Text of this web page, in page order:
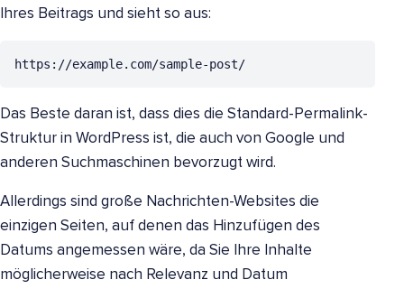
Ihres Beitrags und sieht so aus:
https://example.com/sample-post/
Das Beste daran ist, dass dies die Standard-Permalink-
Struktur in WordPress ist, die auch von Google und
anderen Suchmaschinen bevorzugt wird.
Allerdings sind große Nachrichten-Websites die
einzigen Seiten, auf denen das Hinzufügen des
Datums angemessen wäre, da Sie Ihre Inhalte
möglicherweise nach Relevanz und Datum